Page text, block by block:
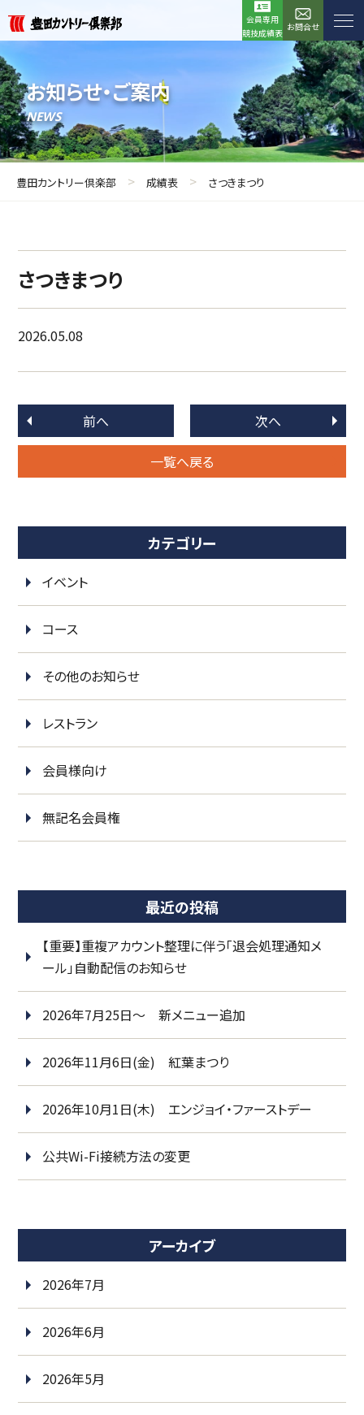
会員専用
競技成績表
お問合せ
お知らせ・ご案内
NEWS
豊田カントリー倶楽部 > 成績表 > さつきまつり
さつきまつり
2026.05.08
前へ
一覧へ戻る
次へ
カテゴリー
イベント
コース
その他のお知らせ
レストラン
会員様向け
無記名会員権
最近の投稿
【重要】重複アカウント整理に伴う「退会処理通知メ
ール」自動配信のお知らせ
2026年7月25日～ 新メニュー追加
2026年11月6日(金) 紅葉まつり
2026年10月1日(木) エンジョイ・ファーストデー
公共Wi-Fi接続方法の変更
アーカイブ
2026年7月
2026年6月
2026年5月